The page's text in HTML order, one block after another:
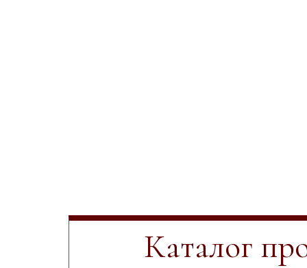
Каталог